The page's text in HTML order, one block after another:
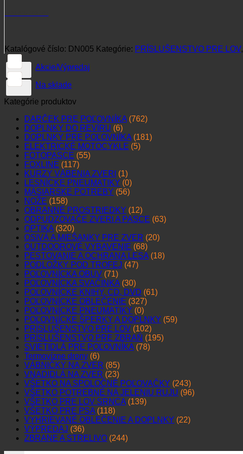
Katalógové číslo: DN005 Kategórie: PRÍSLUŠENSTVO PRE LOV,
Akcie/Výpredaj
Na sklade
Kategórie produktov
DARČEK PRE POĽOVNÍKA (762)
DOPLNKY DO REVÍRU (6)
DOPLNKY PRE POĽOVNÍKA (181)
ELEKTRICKÉ MOTOCYKLE (5)
FOTOPASCE (55)
FOXLINE (117)
KURZY VÁBENIA ZVERI (1)
LESNÍCKE PNEUMATIKY (0)
MÄSIARSKE POTREBY (56)
NOŽE (158)
OBRANNÉ PROSTRIEDKY (12)
ODPUDZOVAČE ZVERI A PASCE (63)
OPTIKA (320)
OSIVÁ A MIEŠANKY PRE ZVER (20)
OUTDOOROVÉ VYBAVENIE (68)
PESTOVANIE A OCHRANA LESA (18)
PODLOŽKY POD TROFEJ (47)
POĽOVNÍCKA OBUV (71)
POĽOVNÍCKA SVAČINKA (30)
POĽOVNÍCKE KNIHY, CD, DVD (61)
POĽOVNÍCKE OBLEČENIE (327)
POĽOVNÍCKE PNEUMATIKY (0)
POĽOVNÍCKE ŠPERKY A DOPLNKY (59)
PRÍSLUŠENSTVO PRE LOV (102)
PRÍSLUŠENSTVO PRE ZBRAŇ (195)
SVIETIDLÁ PRE POĽOVNÍKA (78)
Termovízne drony (6)
VÁBNIČKY NA ZVER (85)
VNADIDLÁ NA ZVER (23)
VŠETKO NA SPOLOČNÉ POĽOVAČKY (243)
VŠETKO POTREBNÉ NA JELENIU RUJU (96)
VŠETKO PRE LOV SRNCA (139)
VŠETKO PRE PSA (118)
VYHRIEVANÉ OBLEČENIE A DOPLNKY (22)
VÝPREDAJ (36)
ZBRANE A STRELIVO (244)